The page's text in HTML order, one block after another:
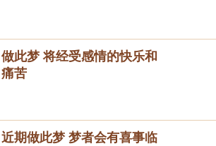
做此梦 将经受感情的快乐和
痛苦
近期做此梦 梦者会有喜事临